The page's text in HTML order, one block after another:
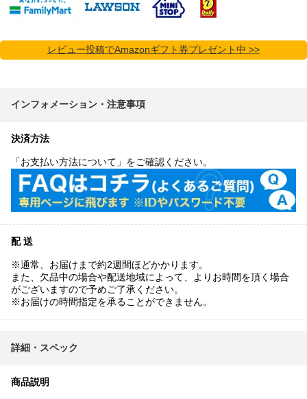
レビュー投稿でAmazonギフト券プレゼント中 >>
インフォメーション・注意事項
決済方法
「お支払い方法について」をご確認ください。
配 送
※通常、お届けまで約2週間ほどかかります。
また、欠品中の場合や配送地域によって、よりお時間を頂く場合
がございますので予めご了承ください。
※お届けの時間指定を承ることができません。
詳細・スペック
商品説明